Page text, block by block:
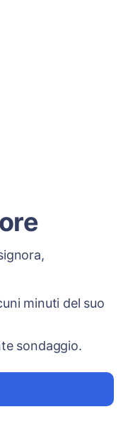
minuti del suo
sondaggio.